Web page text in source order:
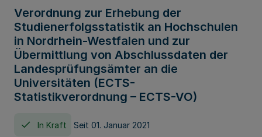
Verordnung zur Erhebung der
Studienerfolgsstatistik an Hochschulen
in Nordrhein-Westfalen und zur
Übermittlung von Abschlussdaten der
Landesprüfungsämter an die
Universitäten (ECTS-
Statistikverordnung – ECTS-VO)
In Kraft Seit 01. Januar 2021